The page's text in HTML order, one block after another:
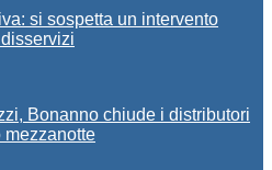
si sospetta un intervento
Bonanno chiude i distributori
mezzanotte